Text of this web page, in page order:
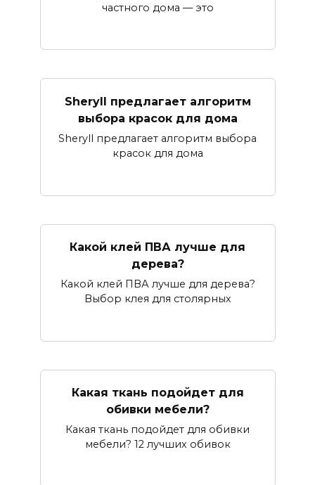
частного дома — это
Sheryll предлагает алгоритм
выбора красок для дома
Sheryll предлагает алгоритм выбора
красок для дома
Какой клей ПВА лучше для
дерева?
Какой клей ПВА лучше для дерева?
Выбор клея для столярных
Какая ткань подойдет для
обивки мебели?
Какая ткань подойдет для обивки
мебели? 12 лучших обивок